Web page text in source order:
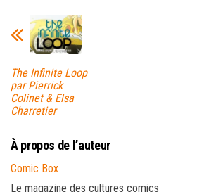
The Infinite Loop
par Pierrick
Colinet & Elsa
Charretier
À propos de l’auteur
Comic Box
Le magazine des cultures comics